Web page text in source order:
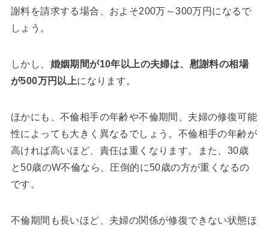
謝料を請求する場合、およそ200万～300万円になるで
しょう。
しかし、 婚姻期間が10年以上の夫婦は、慰謝料の相場
が500万円以上になります。
ほかにも、不倫相手の年齢や不倫期間、夫婦の修復可能
性によっても大きく異なるでしょう。不倫相手の年齢が
高ければ高いほど、責任は重くなります。また、30歳
と50歳のW不倫なら、圧倒的に50歳の方が重くなるの
です。
不倫期間も長いほど、夫婦の関係が修復できない状態ほ